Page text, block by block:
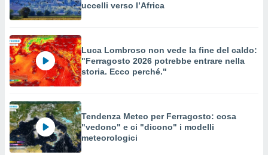
uccelli verso l’Africa
Luca Lombroso non vede la fine del caldo:
"Ferragosto 2026 potrebbe entrare nella
storia. Ecco perché."
Tendenza Meteo per Ferragosto: cosa
"vedono" e ci "dicono" i modelli
meteorologici